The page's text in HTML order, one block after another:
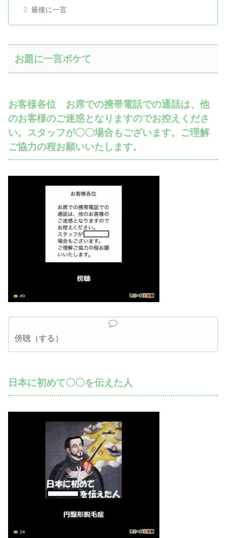
最後に一言
お題に一言ボケて
お客様各位 お席での携帯電話での通話は、他
のお客様のご迷惑となりますのでお控えくださ
い。スタッフが〇〇場合もございます。ご理解
ご協力の程お願いいたします。
傍聴（する）
日本に初めて〇〇を伝えた人